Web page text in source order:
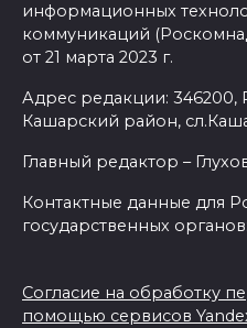
информационных
коммуникаций
от 21 марта 2023 г.
Адрес редакции: 346200,
Кашарский район,
Главный редактор –
Контактные данные для
государственных
Согласие на обработку
помощью сервисов